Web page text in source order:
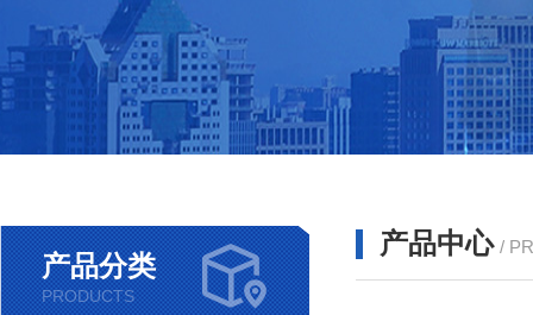
产品分类
PRODUCTS
产品中心 /